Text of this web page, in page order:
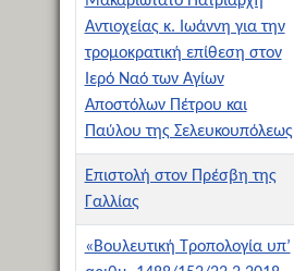
Αντιοχείας κ. Ιωάννη για την
τρομοκρατική επίθεση στον
Ιερό Ναό των Αγίων
Αποστόλων Πέτρου και
Παύλου της Σελευκουπόλεως
Επιστολή στον Πρέσβη της
Γαλλίας
«Βουλευτική Τροπολογία υπ’